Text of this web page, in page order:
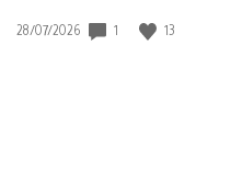
Date
28/07/2026 1 13